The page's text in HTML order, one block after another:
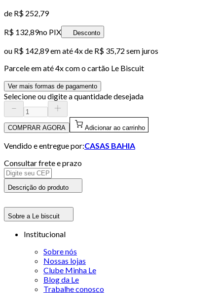
de R$ 252,79
R$ 132,89no PIX Desconto
ou R$ 142,89em até4x de R$ 35,72 sem juros
Parcele em até4x com o cartão Le Biscuit
Ver mais formas de pagamento
Selecione ou digite a quantidade desejada
COMPRAR AGORA Adicionar ao carrinho
Vendido e entregue por:CASAS BAHIA
Consultar frete e prazo
Descrição do produto
Sobre a Le biscuit
Institucional
Sobre nós
Nossas lojas
Clube Minha Le
Blog da Le
Trabalhe conosco